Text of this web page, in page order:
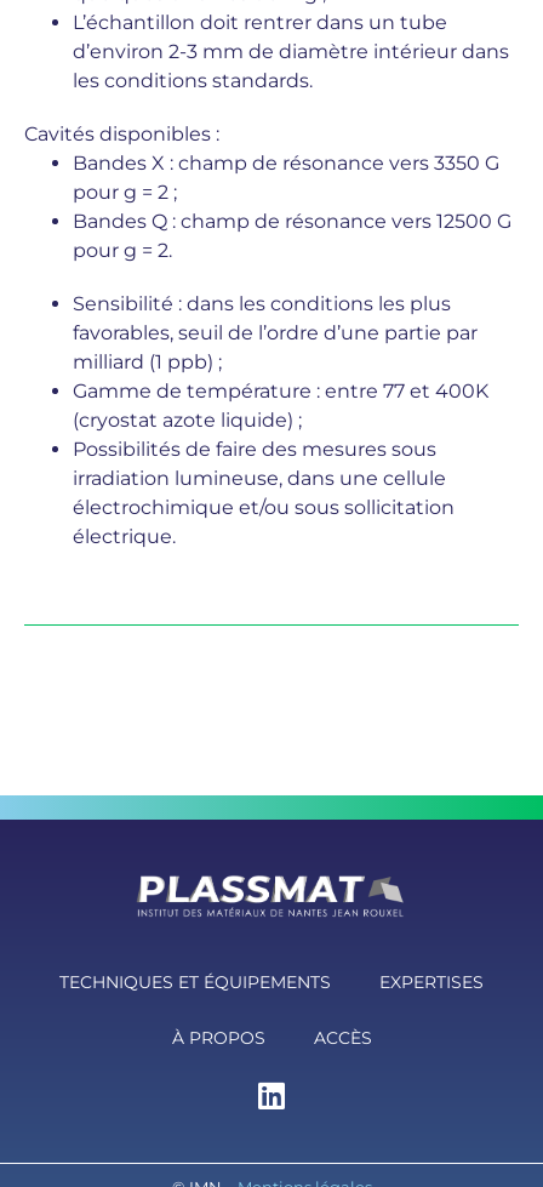
L’échantillon doit rentrer dans un tube
d’environ 2-3 mm de diamètre intérieur dans
les conditions standards.
Cavités disponibles :
Bandes X : champ de résonance vers 3350 G
pour g = 2 ;
Bandes Q : champ de résonance vers 12500 G
pour g = 2.
Sensibilité : dans les conditions les plus
favorables, seuil de l’ordre d’une partie par
milliard (1 ppb) ;
Gamme de température : entre 77 et 400K
(cryostat azote liquide) ;
Possibilités de faire des mesures sous
irradiation lumineuse, dans une cellule
électrochimique et/ou sous sollicitation
électrique.
TECHNIQUES ET ÉQUIPEMENTS EXPERTISES
À PROPOS ACCÈS